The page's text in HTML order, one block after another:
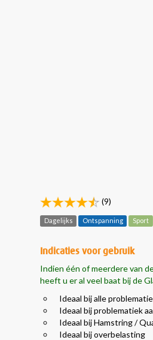
(9)
Dagelijks Ontspanning Sport
Indicaties voor gebruik
Indien één of meerdere van
heeft u er al veel baat bij de
Ideaal bij alle
Ideaal bij problematiek
Ideaal bij Hamstring /
Ideaal bij overbelasting